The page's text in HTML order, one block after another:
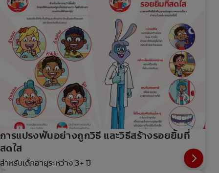
การแปรงฟันอย่างถูกวิธี และวิธีสร้างรอยยิ้มที่
สดใส
สำหรับเด็กอายุระหว่าง 3+ ปี